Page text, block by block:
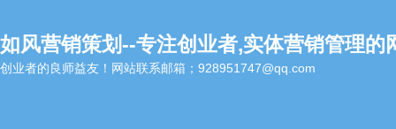
如风营销策划--专注创业者,实体营销管理的
创业者的良师益友！网站联系邮箱；928951747@qq.com